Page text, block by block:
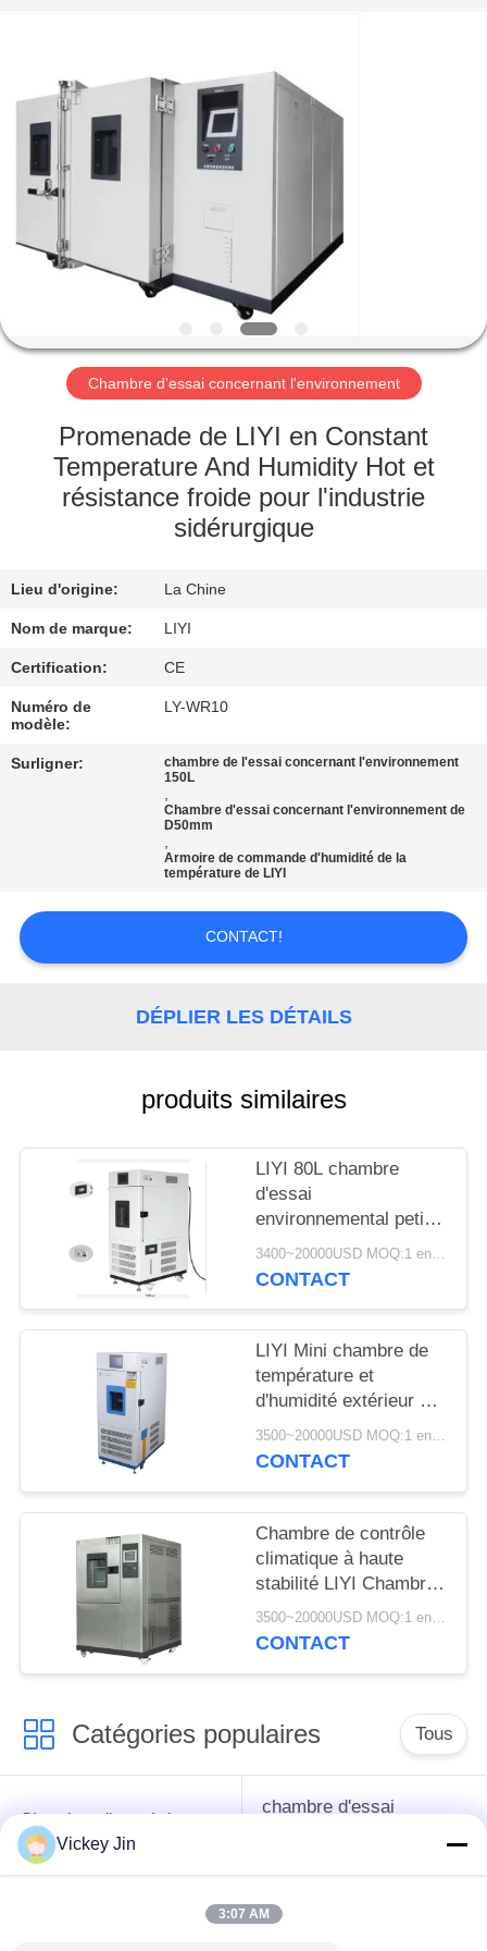
MAISON
PRODUITS
AU
DE
NOUS
VISITE
D'USINE
CONTRÔLE
QUALITÉ
CONTACTEZ-
NOUS
DEMANDEZ
PLAN
DU
Reserved.
Chambre d'essai concernant l'environnement
Promenade de LIYI en Constant
Temperature And Humidity Hot et
résistance froide pour l'industrie
sidérurgique
Lieu d'origine: La Chine
Nom de marque: LIYI
Certification: CE
Numéro de
modèle:
LY-WR10
Surligner:
chambre de l'essai concernant l'environnement
150L
,
Chambre d'essai concernant l'environnement de
D50mm
,
Armoire de commande d'humidité de la
température de LIYI
CONTACT!
DÉPLIER LES DÉTAILS
produits similaires
LIYI 80L chambre
d'essai
environnemental petit
conditionnement de
contrôle de l'humidité
3400~20000USD MOQ:1 ensemble
CONTACT
LIYI Mini chambre de
température et
d'humidité extérieur en
acier inoxydable 304
3500~20000USD MOQ:1 ensemble
CONTACT
Chambre de contrôle
climatique à haute
stabilité LIYI Chambre
d'essai alternée haute
et basse température
3500~20000USD MOQ:1 ensemble
CONTACT
Catégories populaires Tous
Chambre d'essai de
climat
chambre d'essai
Vickey Jin
3:07 AM